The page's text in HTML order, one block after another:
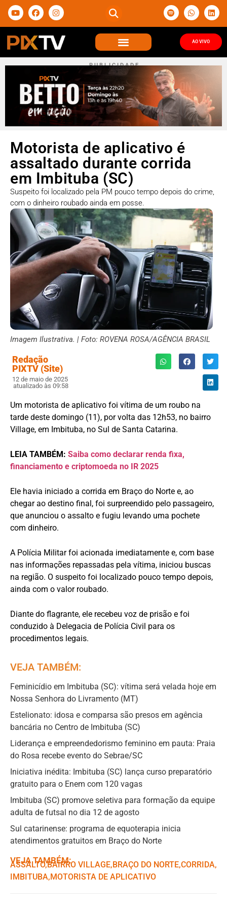
AO VIVO
P U B L I C I D A D E
Motorista de aplicativo é
assaltado durante corrida
em Imbituba (SC)
Suspeito foi localizado pela PM pouco tempo depois do crime,
com o dinheiro roubado ainda em posse.
Imagem Ilustrativa. | Foto: ROVENA ROSA/AGÊNCIA BRASIL
Redação
PIXTV (Site)
12 de maio de 2025
atualizado às 09:58
Um motorista de aplicativo foi vítima de um roubo na
tarde deste domingo (11), por volta das 12h53, no bairro
Village, em Imbituba, no Sul de Santa Catarina.
LEIA TAMBÉM: Saiba como declarar renda fixa,
financiamento e criptomoeda no IR 2025
Ele havia iniciado a corrida em Braço do Norte e, ao
chegar ao destino final, foi surpreendido pelo passageiro,
que anunciou o assalto e fugiu levando uma pochete
com dinheiro.
A Polícia Militar foi acionada imediatamente e, com base
nas informações repassadas pela vítima, iniciou buscas
na região. O suspeito foi localizado pouco tempo depois,
ainda com o valor roubado.
Diante do flagrante, ele recebeu voz de prisão e foi
conduzido à Delegacia de Polícia Civil para os
procedimentos legais.
VEJA TAMBÉM:
Feminicídio em Imbituba (SC): vítima será velada hoje em
Nossa Senhora do Livramento (MT)
Estelionato: idosa e comparsa são presos em agência
bancária no Centro de Imbituba (SC)
Liderança e empreendedorismo feminino em pauta: Praia
do Rosa recebe evento do Sebrae/SC
Iniciativa inédita: Imbituba (SC) lança curso preparatório
gratuito para o Enem com 120 vagas
Imbituba (SC) promove seletiva para formação da equipe
adulta de futsal no dia 12 de agosto
Sul catarinense: programa de equoterapia inicia
atendimentos gratuitos em Braço do Norte
VEJA TAMBÉM:
ASSALTO,ㅤBAIRRO VILLAGE,ㅤBRAÇO DO NORTE,ㅤCORRIDA,ㅤ
IMBITUBA,ㅤMOTORISTA DE APLICATIVO